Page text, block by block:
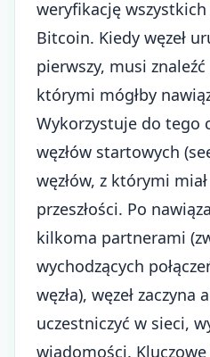
weryfikację wszystkich
Bitcoin. Kiedy węzeł
pierwszy, musi znaleźć
którymi mógłby
Wykorzystuje do tego
węzłów startowych
węzłów, z którymi
przeszłości. Po
kilkoma partnerami
wychodzących
węzła), węzeł zaczyna
uczestniczyć w sieci,
wiadomości.